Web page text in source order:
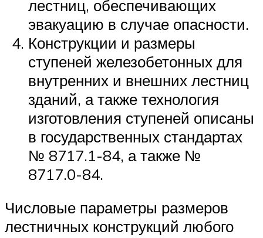
лестниц, обеспечивающих
эвакуацию в случае опасности.
Конструкции и размеры
ступеней железобетонных для
внутренних и внешних лестниц
зданий, а также технология
изготовления ступеней описаны
в государственных стандартах
№ 8717.1-84, а также №
8717.0-84.
Числовые параметры размеров
лестничных конструкций любого